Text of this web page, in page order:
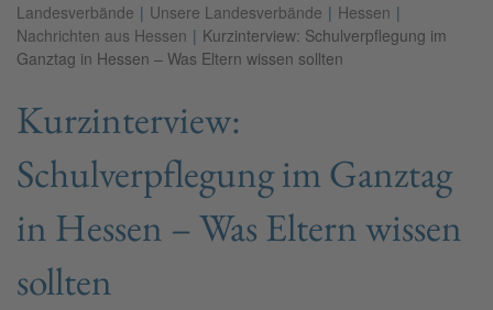
Landesverbände Unsere Landesverbände
Hessen
Nachrichten aus Hessen
Kurzinterview: Schulverpflegung im
Ganztag in Hessen – Was Eltern wissen sollten
Kurzinterview:
Schulverpflegung im Ganztag
in Hessen – Was Eltern wissen
sollten